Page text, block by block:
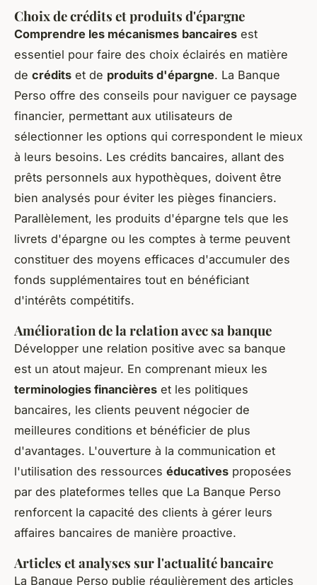
Choix de crédits et produits d'épargne
Comprendre les mécanismes bancaires est
essentiel pour faire des choix éclairés en matière
de crédits et de produits d'épargne. La Banque
Perso offre des conseils pour naviguer ce paysage
financier, permettant aux utilisateurs de
sélectionner les options qui correspondent le mieux
à leurs besoins. Les crédits bancaires, allant des
prêts personnels aux hypothèques, doivent être
bien analysés pour éviter les pièges financiers.
Parallèlement, les produits d'épargne tels que les
livrets d'épargne ou les comptes à terme peuvent
constituer des moyens efficaces d'accumuler des
fonds supplémentaires tout en bénéficiant
d'intérêts compétitifs.
Amélioration de la relation avec sa banque
Développer une relation positive avec sa banque
est un atout majeur. En comprenant mieux les
terminologies financières et les politiques
bancaires, les clients peuvent négocier de
meilleures conditions et bénéficier de plus
d'avantages. L'ouverture à la communication et
l'utilisation des ressources éducatives proposées
par des plateformes telles que La Banque Perso
renforcent la capacité des clients à gérer leurs
affaires bancaires de manière proactive.
Articles et analyses sur l'actualité bancaire
La Banque Perso publie régulièrement des articles